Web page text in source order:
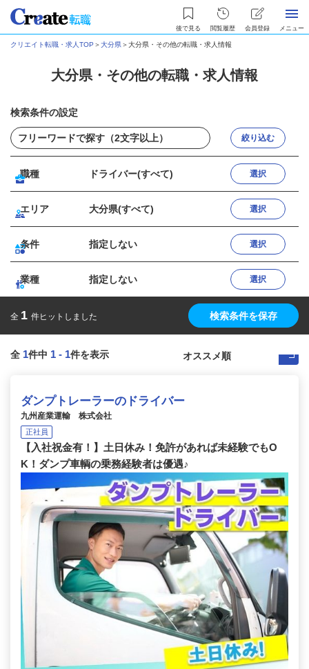
後で見る 閲覧履歴 会員登録 メニュー
クリエイト転職・求人TOP ＞大分県＞大分県・その他の転職・求人情報
大分県・その他の転職・求人情報
検索条件の設定
絞り込む
職種 ドライバー(すべて) 選択
エリア 大分県(すべて) 選択
条件 指定しない 選択
業種 指定しない 選択
全 1 件ヒットしました 検索条件を保存
全 1件中 1 - 1件を表示
ダンプトレーラーのドライバー
九州産業運輸 株式会社
正社員
【入社祝金有！】土日休み！免許があれば未経験でもO
K！ダンプ車輌の乗務経験者は優遇♪